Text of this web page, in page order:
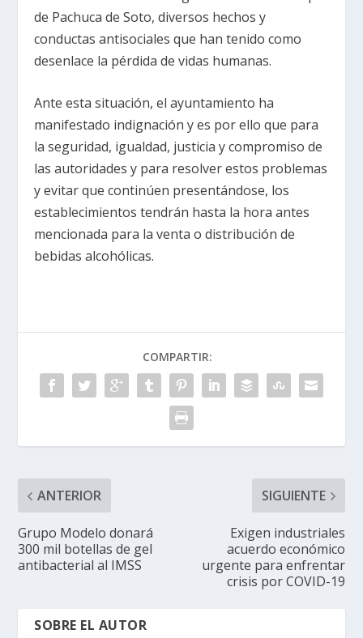
de Pachuca de Soto, diversos hechos y
conductas antisociales que han tenido como
desenlace la pérdida de vidas humanas.
Ante esta situación, el ayuntamiento ha
manifestado indignación y es por ello que para
la seguridad, igualdad, justicia y compromiso de
las autoridades y para resolver estos problemas
y evitar que continúen presentándose, los
establecimientos tendrán hasta la hora antes
mencionada para la venta o distribución de
bebidas alcohólicas.
COMPARTIR:
ANTERIOR
Grupo Modelo donará
300 mil botellas de gel
antibacterial al IMSS
SIGUIENTE
Exigen industriales
acuerdo económico
urgente para enfrentar
crisis por COVID-19
SOBRE EL AUTOR